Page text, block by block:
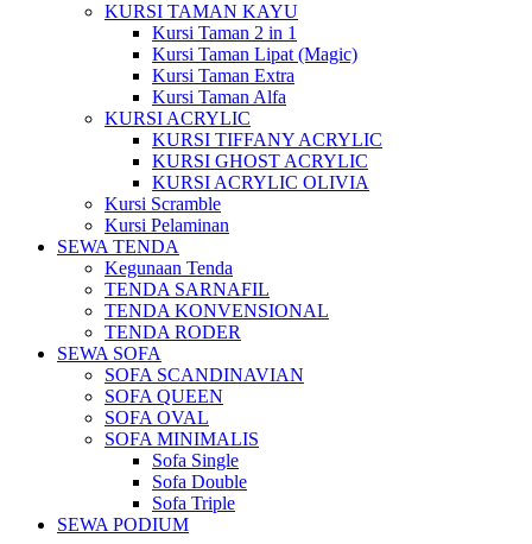
KURSI TAMAN KAYU
Kursi Taman 2 in 1
Kursi Taman Lipat (Magic)
Kursi Taman Extra
Kursi Taman Alfa
KURSI ACRYLIC
KURSI TIFFANY ACRYLIC
KURSI GHOST ACRYLIC
KURSI ACRYLIC OLIVIA
Kursi Scramble
Kursi Pelaminan
SEWA TENDA
Kegunaan Tenda
TENDA SARNAFIL
TENDA KONVENSIONAL
TENDA RODER
SEWA SOFA
SOFA SCANDINAVIAN
SOFA QUEEN
SOFA OVAL
SOFA MINIMALIS
Sofa Single
Sofa Double
Sofa Triple
SEWA PODIUM